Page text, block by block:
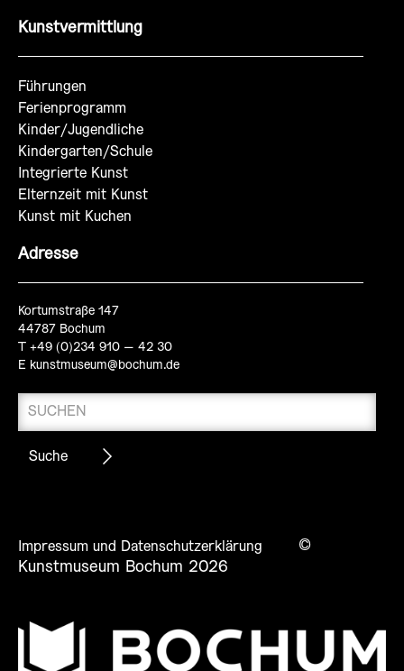
Kunstvermittlung
Führungen
Ferienprogramm
Kinder/Jugendliche
Kindergarten/Schule
Integrierte Kunst
Elternzeit mit Kunst
Kunst mit Kuchen
Adresse
Kortumstraße 147
44787 Bochum
T +49 (0)234 910 – 42 30
E kunstmuseum@bochum.de
Impressum und Datenschutzerklärung
©
Kunstmuseum Bochum 2026